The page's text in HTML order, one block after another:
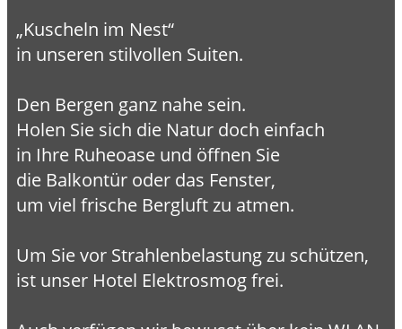
„Kuscheln im Nest“
in unseren stilvollen Suiten.
Den Bergen ganz nahe sein.
Holen Sie sich die Natur doch einfach
in Ihre Ruheoase und öffnen Sie
die Balkontür oder das Fenster,
um viel frische Bergluft zu atmen.
Um Sie vor Strahlenbelastung zu schützen,
ist unser Hotel Elektrosmog frei.